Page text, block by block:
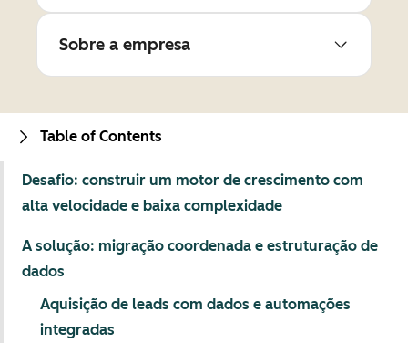
Sobre a empresa
Table of Contents
Desafio: construir um motor de crescimento com
alta velocidade e baixa complexidade
A solução: migração coordenada e estruturação de
dados
Aquisição de leads com dados e automações
integradas